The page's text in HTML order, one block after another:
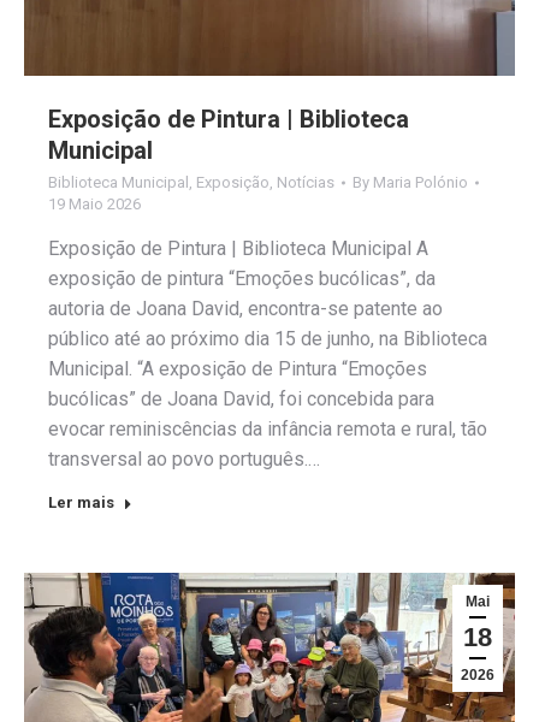
Exposição de Pintura | Biblioteca
Municipal
Biblioteca Municipal , Exposição, Notícias By Maria Polónio
19 Maio 2026
Exposição de Pintura | Biblioteca Municipal A
exposição de pintura “Emoções bucólicas”, da
autoria de Joana David, encontra-se patente ao
público até ao próximo dia 15 de junho, na Biblioteca
Municipal. “A exposição de Pintura “Emoções
bucólicas” de Joana David, foi concebida para
evocar reminiscências da infância remota e rural, tão
transversal ao povo português.…
Ler mais
Mai
18
2026